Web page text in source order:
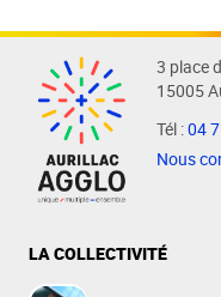
3 place
15005
Tél :04
Nous
LA COLLECTIVITÉ